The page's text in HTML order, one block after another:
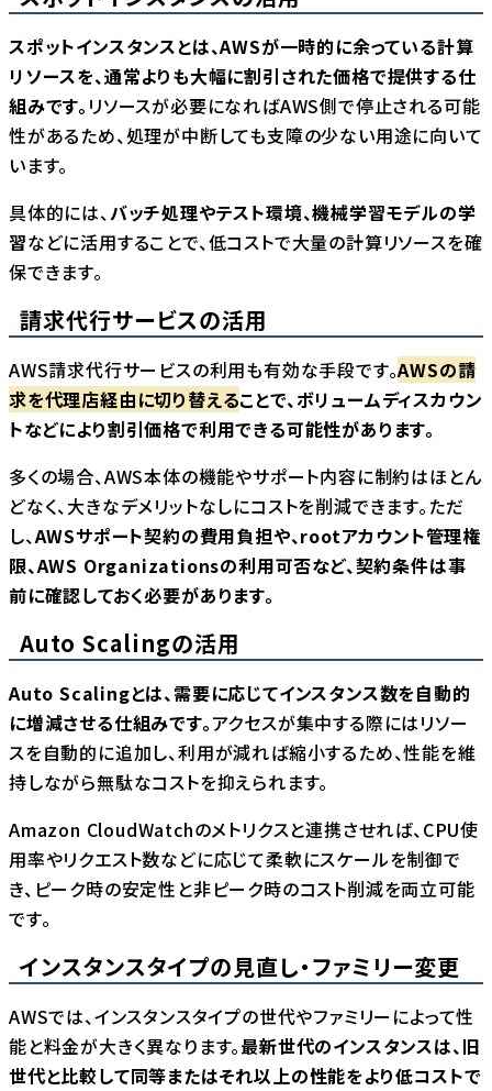
スポットインスタンスとは、AWSが一時的に余っている計算
リソースを、通常よりも大幅に割引された価格で提供する仕
組みです。 リソースが必要になればAWS側で停止される可能
性があるため、処理が中断しても支障の少ない用途に向いて
います。
具体的には、バッチ処理やテスト環境、機械学習モデルの学
習などに活用することで、低コストで大量の計算リソースを確
保できます。
請求代行サービスの活用
AWS請求代行サービスの利用も有効な手段です。AWSの請
求を代理店経由に切り替えることで、ボリュームディスカウン
トなどにより割引価格で利用できる可能性があります。
多くの場合、AWS本体の機能やサポート内容に制約はほとん
どなく、大きなデメリットなしにコストを削減できます。ただ
し、AWSサポート契約の費用負担や、rootアカウント管理権
限、AWS Organizationsの利用可否など、契約条件は事
前に確認しておく必要があります。
Auto Scalingの活用
Auto Scalingとは、需要に応じてインスタンス数を自動的
に増減させる仕組みです。アクセスが集中する際にはリソー
スを自動的に追加し、利用が減れば縮小するため、性能を維
持しながら無駄なコストを抑えられます。
Amazon CloudWatchのメトリクスと連携させれば、CPU使
用率やリクエスト数などに応じて柔軟にスケールを制御で
き、ピーク時の安定性と非ピーク時のコスト削減を両立可能
です。
インスタンスタイプの見直し・ファミリー変更
AWSでは、インスタンスタイプの世代やファミリーによって性
能と料金が大きく異なります。最新世代のインスタンスは、旧
世代と比較して同等またはそれ以上の性能をより低コストで